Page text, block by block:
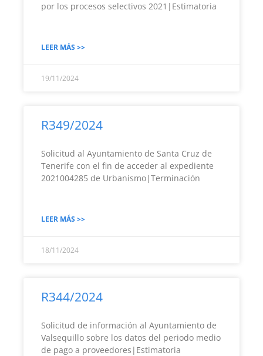
por los procesos selectivos 2021|Estimatoria
LEER MÁS >>
19/11/2024
R349/2024
Solicitud al Ayuntamiento de Santa Cruz de
Tenerife con el fin de acceder al expediente
2021004285 de Urbanismo|Terminación
LEER MÁS >>
18/11/2024
R344/2024
Solicitud de información al Ayuntamiento de
Valsequillo sobre los datos del periodo medio
de pago a proveedores|Estimatoria